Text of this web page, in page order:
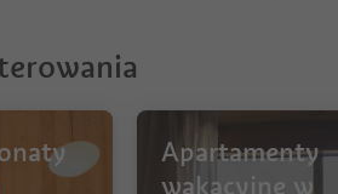
Apartamenty
wakacyjne w